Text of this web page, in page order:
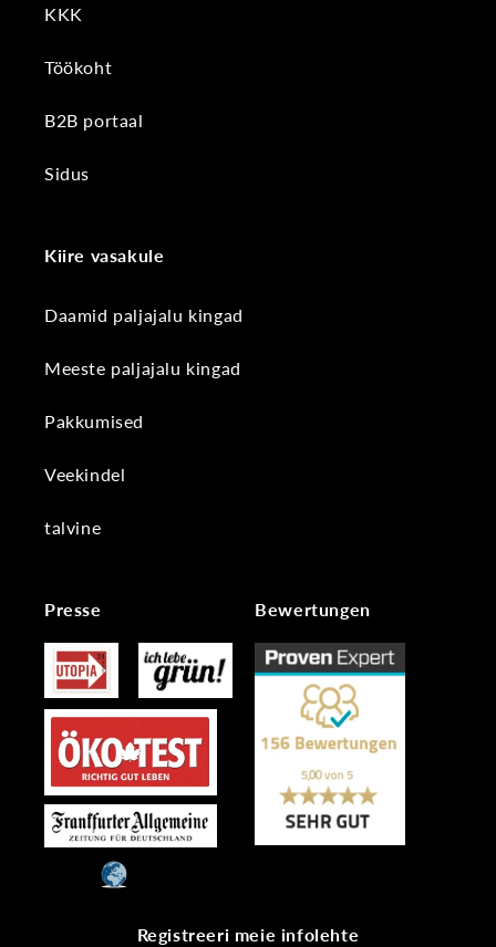
KKK
Töökoht
B2B portaal
Sidus
Kiire vasakule
Daamid paljajalu kingad
Meeste paljajalu kingad
Pakkumised
Veekindel
talvine
Presse Bewertungen
Registreeri meie infolehte